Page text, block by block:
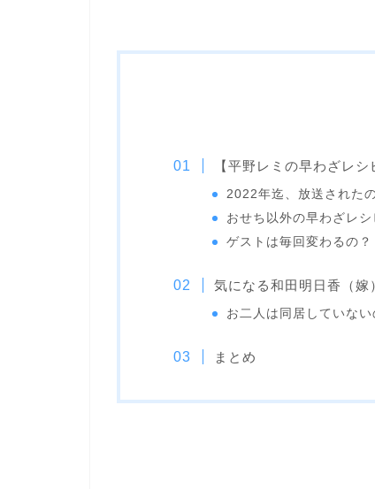
【平野レミの早わざレ
2022年迄、放送された
おせち以外の早わざレシ
ゲストは毎回変わるの？
気になる和田明日香（嫁
お二人は同居していない
まとめ